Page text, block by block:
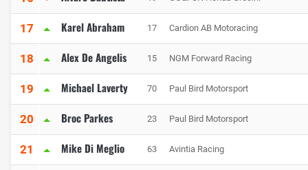
17 Karel Abraham 17 Cardion AB Motoracing
18 Alex De Angelis 15 NGM Forward Racing
19 Michael Laverty 70 Paul Bird Motorsport
20 Broc Parkes 23 Paul Bird Motorsport
21 Mike Di Meglio 63 Avintia Racing